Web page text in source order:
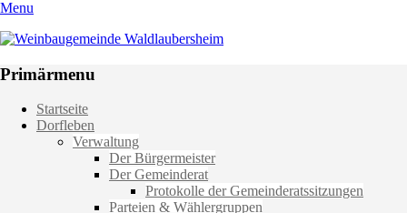
Menu
Weinbaugemeinde Waldlaubersheim
Primärmenu
Weiter
zum
Startseite
Dorfleben
Verwaltung
Der Bürgermeister
Der Gemeinderat
Protokolle der Gemeinderatssitzungen
Parteien & Wählergruppen